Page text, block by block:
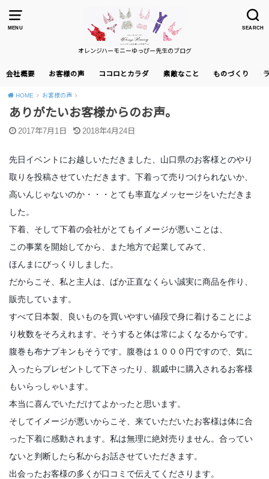
MENU SEARCH
オレンジハーモニーゆっぴー先生のブログ
会社概要 お客様の声 ココロとカラダ 素敵なこと ものづくり
HOME お客様の声
ありがたいお客様からのお声。
2017年7月1日 2018年4月24日
先日イベントにお越しいただきました、山口県のお客様とのやり
取りを投稿させていただきます。下着って売りつけられないか、
高いんじゃないのか・・・とても率直なメッセージをいただきま
した。
下着、そして下着の会社がとてもイメージが悪いことは、
この事業を開始してから、また地方で起業してみて、
ほんまにびっくりしました。
だからこそ、私と主人は、ばか正直なくらい誠実に商品を作り、
販売しています。
すべて日本製、良いものを買いやすい値段で身に着けることによ
り枚数をそろえれます。そうすると体は常によくなるからです。
腹巻も布ナプキンもそうです。腹巻は１０００円ですので、気に
入ったらプレゼントして下さったり、親戚中に購入されるお客様
もいらっしゃいます。
本当に喜んでいただけてよかったと思います。
そしてイメージが悪いからこそ、来ていただいたお客様は体に合
った下着に感動されます。私は無理に絶対売りません。合ってい
ないと判断したら私からお話させていただきます。
出会ったお客様の多くが口コミで伝えてくださります。